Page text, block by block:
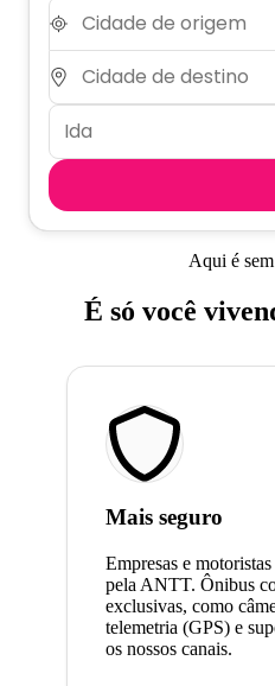
Aqui é
É só você
Mais seguro
Empresas e
pela ANTT. Ônibus
exclusivas, como
telemetria (GPS) e
os nossos canais.